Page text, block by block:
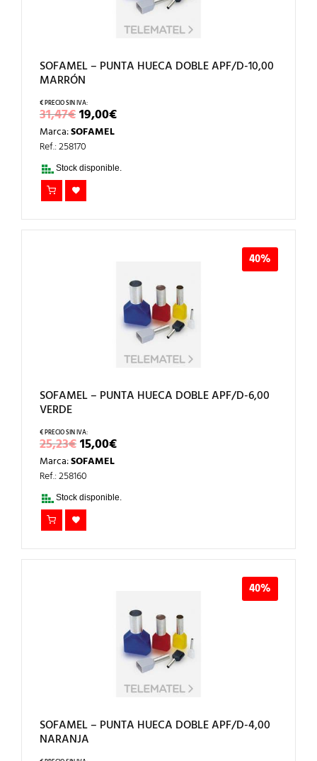
SOFAMEL – PUNTA HUECA DOBLE APF/D-10,00
MARRÓN
31,47€EL
PRECIO
ORIGINAL
ERA:
31,47€.
19,00€EL
PRECIO
Marca:SOFAMEL
Ref.: 258170
Stock disponible.
40%
SOFAMEL – PUNTA HUECA DOBLE APF/D-6,00
VERDE
25,23€EL
PRECIO
ORIGINAL
ERA:
25,23€.
15,00€EL
PRECIO
Marca:SOFAMEL
Ref.: 258160
Stock disponible.
40%
SOFAMEL – PUNTA HUECA DOBLE APF/D-4,00
NARANJA